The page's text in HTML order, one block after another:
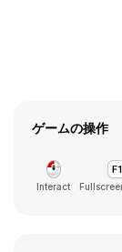
ゲームの操作
Interact